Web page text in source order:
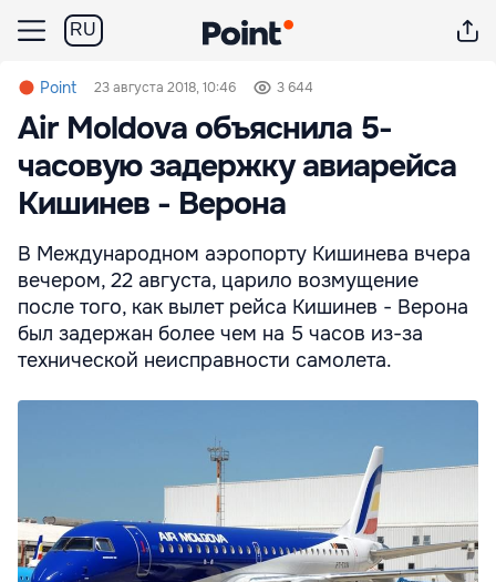
RU
Point 23 августа 2018, 10:46 3 644
Air Moldova объяснила 5-
часовую задержку авиарейса
Кишинев - Верона
В Международном аэропорту Кишинева вчера
вечером, 22 августа, царило возмущение
после того, как вылет рейса Кишинев - Верона
был задержан более чем на 5 часов из-за
технической неисправности самолета.